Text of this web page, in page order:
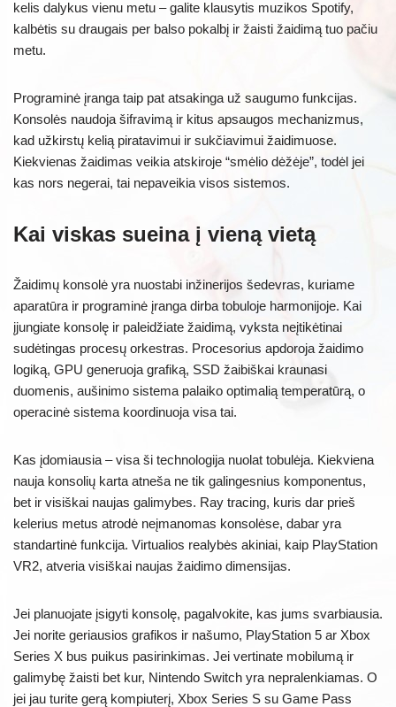
kelis dalykus vienu metu – galite klausytis muzikos Spotify,
kalbėtis su draugais per balso pokalbį ir žaisti žaidimą tuo pačiu
metu.
Programinė įranga taip pat atsakinga už saugumo funkcijas.
Konsolės naudoja šifravimą ir kitus apsaugos mechanizmus,
kad užkirstų kelią piratavimui ir sukčiavimui žaidimuose.
Kiekvienas žaidimas veikia atskiroje “smėlio dėžėje”, todėl jei
kas nors negerai, tai nepaveikia visos sistemos.
Kai viskas sueina į vieną vietą
Žaidimų konsolė yra nuostabi inžinerijos šedevras, kuriame
aparatūra ir programinė įranga dirba tobuloje harmonijoje. Kai
įjungiate konsolę ir paleidžiate žaidimą, vyksta neįtikėtinai
sudėtingas procesų orkestras. Procesorius apdoroja žaidimo
logiką, GPU generuoja grafiką, SSD žaibiškai kraunasi
duomenis, aušinimo sistema palaiko optimalią temperatūrą, o
operacinė sistema koordinuoja visa tai.
Kas įdomiausia – visa ši technologija nuolat tobulėja. Kiekviena
nauja konsolių karta atneša ne tik galingesnius komponentus,
bet ir visiškai naujas galimybes. Ray tracing, kuris dar prieš
kelerius metus atrodė neįmanomas konsolėse, dabar yra
standartinė funkcija. Virtualios realybės akiniai, kaip PlayStation
VR2, atveria visiškai naujas žaidimo dimensijas.
Jei planuojate įsigyti konsolę, pagalvokite, kas jums svarbiausia.
Jei norite geriausios grafikos ir našumo, PlayStation 5 ar Xbox
Series X bus puikus pasirinkimas. Jei vertinate mobilumą ir
galimybę žaisti bet kur, Nintendo Switch yra nepralenkiamas. O
jei jau turite gerą kompiuterį, Xbox Series S su Game Pass